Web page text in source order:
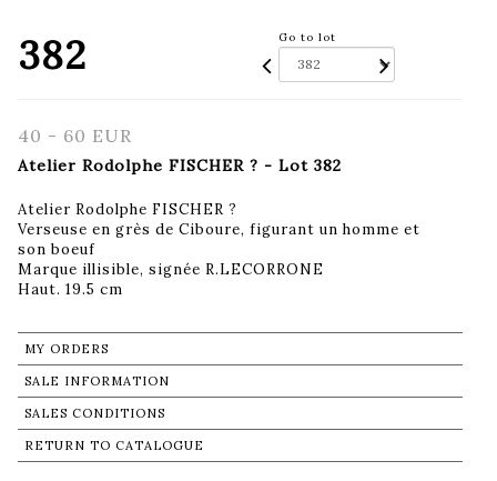
382 Go to lot
40 - 60 EUR
Atelier Rodolphe FISCHER ? - Lot 382
Atelier Rodolphe FISCHER ?
Verseuse en grès de Ciboure, figurant un homme et
son boeuf
Marque illisible, signée R.LECORRONE
Haut. 19.5 cm
MY ORDERS
SALE INFORMATION
SALES CONDITIONS
RETURN TO CATALOGUE